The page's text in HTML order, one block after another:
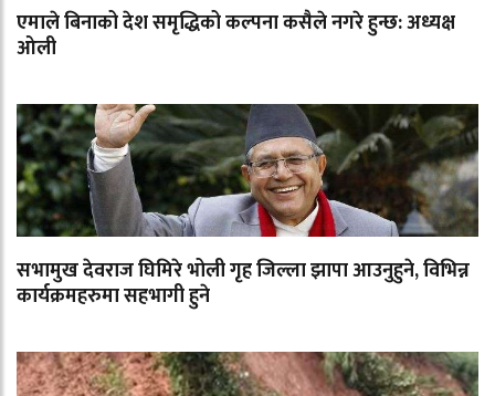
एमाले बिनाको देश समृद्धिको कल्पना कसैले नगरे हुन्छ: अध्यक्ष
ओली
सभामुख देवराज घिमिरे भोली गृह जिल्ला झापा आउनुहुने, विभिन्न
कार्यक्रमहरुमा सहभागी हुने